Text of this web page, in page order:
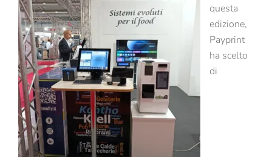
questa
edizione,
Payprint
ha scelto
di